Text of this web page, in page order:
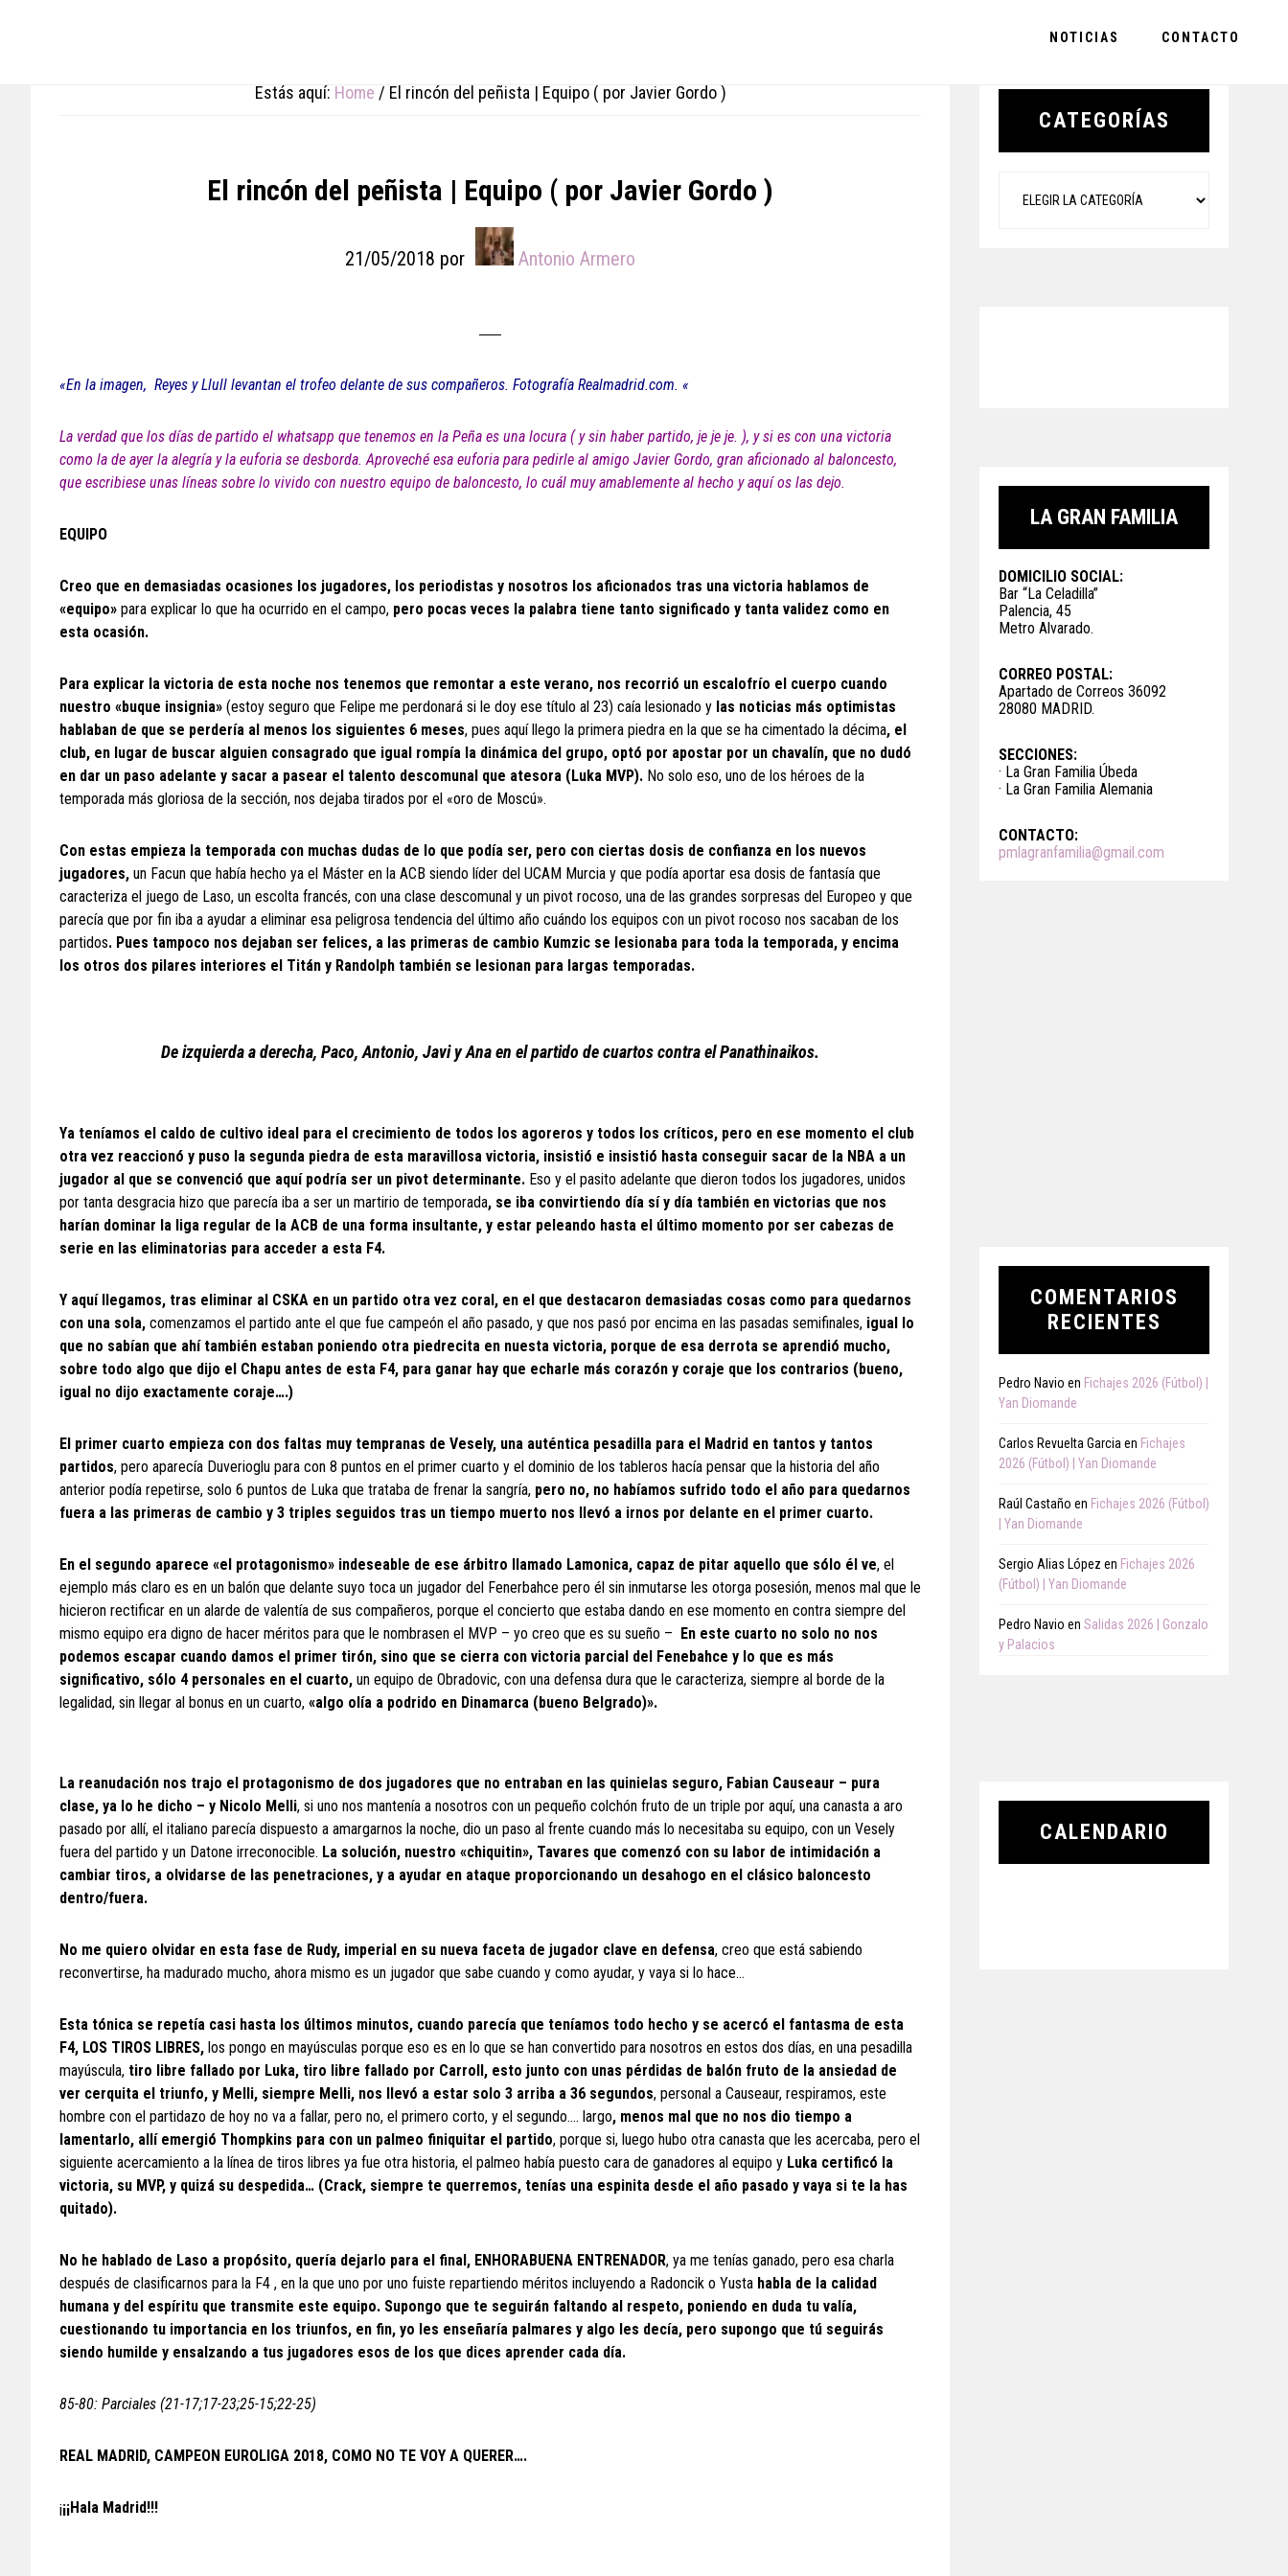
NOTICIAS CONTACTO
Estás aquí: Home / El rincón del peñista | Equipo ( por Javier Gordo )
El rincón del peñista | Equipo ( por Javier Gordo )
21/05/2018 por Antonio Armero
«En la imagen, Reyes y Llull levantan el trofeo delante de sus compañeros. Fotografía Realmadrid.com. «
La verdad que los días de partido el whatsapp que tenemos en la Peña es una locura ( y sin haber partido, je je je. ), y si es con una victoria
como la de ayer la alegría y la euforia se desborda. Aproveché esa euforia para pedirle al amigo Javier Gordo, gran aficionado al baloncesto,
que escribiese unas líneas sobre lo vivido con nuestro equipo de baloncesto, lo cuál muy amablemente al hecho y aquí os las dejo.
EQUIPO
Creo que en demasiadas ocasiones los jugadores, los periodistas y nosotros los aficionados tras una victoria hablamos de
«equipo» para explicar lo que ha ocurrido en el campo, pero pocas veces la palabra tiene tanto significado y tanta validez como en
esta ocasión.
Para explicar la victoria de esta noche nos tenemos que remontar a este verano, nos recorrió un escalofrío el cuerpo cuando
nuestro «buque insignia» (estoy seguro que Felipe me perdonará si le doy ese título al 23) caía lesionado y las noticias más optimistas
hablaban de que se perdería al menos los siguientes 6 meses, pues aquí llego la primera piedra en la que se ha cimentado la décima, el
club, en lugar de buscar alguien consagrado que igual rompía la dinámica del grupo, optó por apostar por un chavalín, que no dudó
en dar un paso adelante y sacar a pasear el talento descomunal que atesora (Luka MVP). No solo eso, uno de los héroes de la
temporada más gloriosa de la sección, nos dejaba tirados por el «oro de Moscú».
Con estas empieza la temporada con muchas dudas de lo que podía ser, pero con ciertas dosis de confianza en los nuevos
jugadores, un Facun que había hecho ya el Máster en la ACB siendo líder del UCAM Murcia y que podía aportar esa dosis de fantasía que
caracteriza el juego de Laso, un escolta francés, con una clase descomunal y un pivot rocoso, una de las grandes sorpresas del Europeo y que
parecía que por fin iba a ayudar a eliminar esa peligrosa tendencia del último año cuándo los equipos con un pivot rocoso nos sacaban de los
partidos. Pues tampoco nos dejaban ser felices, a las primeras de cambio Kumzic se lesionaba para toda la temporada, y encima
los otros dos pilares interiores el Titán y Randolph también se lesionan para largas temporadas.
De izquierda a derecha, Paco, Antonio, Javi y Ana en el partido de cuartos contra el Panathinaikos.
Ya teníamos el caldo de cultivo ideal para el crecimiento de todos los agoreros y todos los críticos, pero en ese momento el club
otra vez reaccionó y puso la segunda piedra de esta maravillosa victoria, insistió e insistió hasta conseguir sacar de la NBA a un
jugador al que se convenció que aquí podría ser un pivot determinante. Eso y el pasito adelante que dieron todos los jugadores, unidos
por tanta desgracia hizo que parecía iba a ser un martirio de temporada, se iba convirtiendo día sí y día también en victorias que nos
harían dominar la liga regular de la ACB de una forma insultante, y estar peleando hasta el último momento por ser cabezas de
serie en las eliminatorias para acceder a esta F4.
Y aquí llegamos, tras eliminar al CSKA en un partido otra vez coral, en el que destacaron demasiadas cosas como para quedarnos
con una sola, comenzamos el partido ante el que fue campeón el año pasado, y que nos pasó por encima en las pasadas semifinales, igual lo
que no sabían que ahí también estaban poniendo otra piedrecita en nuesta victoria, porque de esa derrota se aprendió mucho,
sobre todo algo que dijo el Chapu antes de esta F4, para ganar hay que echarle más corazón y coraje que los contrarios (bueno,
igual no dijo exactamente coraje….)
El primer cuarto empieza con dos faltas muy tempranas de Vesely, una auténtica pesadilla para el Madrid en tantos y tantos
partidos, pero aparecía Duverioglu para con 8 puntos en el primer cuarto y el dominio de los tableros hacía pensar que la historia del año
anterior podía repetirse, solo 6 puntos de Luka que trataba de frenar la sangría, pero no, no habíamos sufrido todo el año para quedarnos
fuera a las primeras de cambio y 3 triples seguidos tras un tiempo muerto nos llevó a irnos por delante en el primer cuarto.
En el segundo aparece «el protagonismo» indeseable de ese árbitro llamado Lamonica, capaz de pitar aquello que sólo él ve, el
ejemplo más claro es en un balón que delante suyo toca un jugador del Fenerbahce pero él sin inmutarse les otorga posesión, menos mal que le
hicieron rectificar en un alarde de valentía de sus compañeros, porque el concierto que estaba dando en ese momento en contra siempre del
mismo equipo era digno de hacer méritos para que le nombrasen el MVP – yo creo que es su sueño – En este cuarto no solo no nos
podemos escapar cuando damos el primer tirón, sino que se cierra con victoria parcial del Fenebahce y lo que es más
significativo, sólo 4 personales en el cuarto, un equipo de Obradovic, con una defensa dura que le caracteriza, siempre al borde de la
legalidad, sin llegar al bonus en un cuarto, «algo olía a podrido en Dinamarca (bueno Belgrado)».
La reanudación nos trajo el protagonismo de dos jugadores que no entraban en las quinielas seguro, Fabian Causeaur – pura
clase, ya lo he dicho – y Nicolo Melli, si uno nos mantenía a nosotros con un pequeño colchón fruto de un triple por aquí, una canasta a aro
pasado por allí, el italiano parecía dispuesto a amargarnos la noche, dio un paso al frente cuando más lo necesitaba su equipo, con un Vesely
fuera del partido y un Datone irreconocible. La solución, nuestro «chiquitin», Tavares que comenzó con su labor de intimidación a
cambiar tiros, a olvidarse de las penetraciones, y a ayudar en ataque proporcionando un desahogo en el clásico baloncesto
dentro/fuera.
No me quiero olvidar en esta fase de Rudy, imperial en su nueva faceta de jugador clave en defensa, creo que está sabiendo
reconvertirse, ha madurado mucho, ahora mismo es un jugador que sabe cuando y como ayudar, y vaya si lo hace…
Esta tónica se repetía casi hasta los últimos minutos, cuando parecía que teníamos todo hecho y se acercó el fantasma de esta
F4, LOS TIROS LIBRES, los pongo en mayúsculas porque eso es en lo que se han convertido para nosotros en estos dos días, en una pesadilla
mayúscula, tiro libre fallado por Luka, tiro libre fallado por Carroll, esto junto con unas pérdidas de balón fruto de la ansiedad de
ver cerquita el triunfo, y Melli, siempre Melli, nos llevó a estar solo 3 arriba a 36 segundos, personal a Causeaur, respiramos, este
hombre con el partidazo de hoy no va a fallar, pero no, el primero corto, y el segundo…. largo, menos mal que no nos dio tiempo a
lamentarlo, allí emergió Thompkins para con un palmeo finiquitar el partido, porque si, luego hubo otra canasta que les acercaba, pero el
siguiente acercamiento a la línea de tiros libres ya fue otra historia, el palmeo había puesto cara de ganadores al equipo y Luka certificó la
victoria, su MVP, y quizá su despedida… (Crack, siempre te querremos, tenías una espinita desde el año pasado y vaya si te la has
quitado).
No he hablado de Laso a propósito, quería dejarlo para el final, ENHORABUENA ENTRENADOR, ya me tenías ganado, pero esa charla
después de clasificarnos para la F4 , en la que uno por uno fuiste repartiendo méritos incluyendo a Radoncik o Yusta habla de la calidad
humana y del espíritu que transmite este equipo. Supongo que te seguirán faltando al respeto, poniendo en duda tu valía,
cuestionando tu importancia en los triunfos, en fin, yo les enseñaría palmares y algo les decía, pero supongo que tú seguirás
siendo humilde y ensalzando a tus jugadores esos de los que dices aprender cada día.
85-80: Parciales (21-17;17-23;25-15;22-25)
REAL MADRID, CAMPEON EUROLIGA 2018, COMO NO TE VOY A QUERER….
¡¡¡Hala Madrid!!!
Primary
CATEGORÍAS
LA GRAN FAMILIA
DOMICILIO SOCIAL:
Bar “La Celadilla”
Palencia, 45
Metro Alvarado.
CORREO POSTAL:
Apartado de Correos 36092
28080 MADRID.
SECCIONES:
· La Gran Familia Úbeda
· La Gran Familia Alemania
CONTACTO:
pmlagranfamilia@gmail.com
COMENTARIOS
RECIENTES
Pedro Navio en Fichajes 2026 (Fútbol) |
Yan Diomande
Carlos Revuelta Garcia en Fichajes
2026 (Fútbol) | Yan Diomande
Raúl Castaño en Fichajes 2026 (Fútbol)
| Yan Diomande
Sergio Alias López en Fichajes 2026
(Fútbol) | Yan Diomande
Pedro Navio en Salidas 2026 | Gonzalo
y Palacios
CALENDARIO